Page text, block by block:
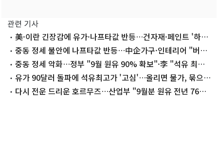
관련 기사
美·이란 긴장감에 유가·나프타값 반등…건자재·페인트 '하
반기 변수'
중동 정세 불안에 나프타값 반등…中企가구·인테리어 "버티
기 한계"
중동 정세 악화…정부 "9월 원유 90% 확보"·李 "석유 최고
가제 강화"
유가 90달러 돌파에 석유최고가 '고심'…올리면 물가, 묶으면
세금 부담
다시 전운 드리운 호르무즈…산업부 "9월분 원유 전년 76%